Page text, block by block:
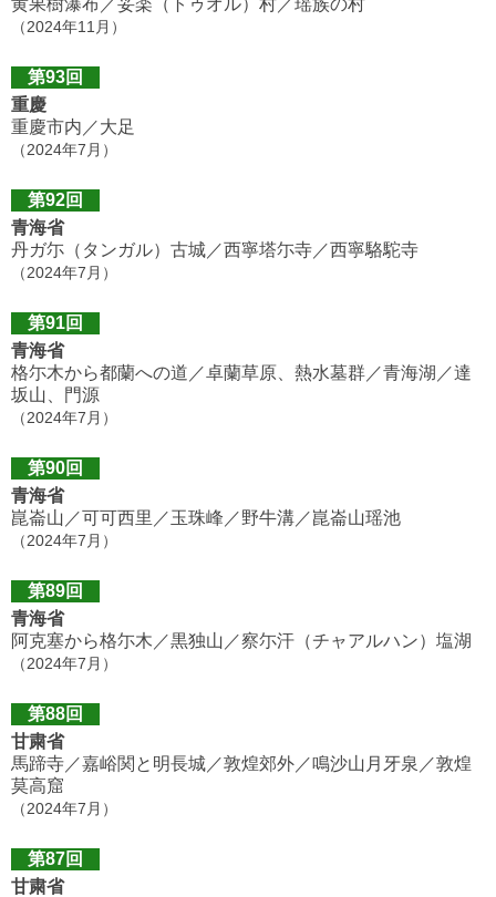
（2024年11月）
第93回
重慶
重慶市内／大足
（2024年7月）
第92回
青海省
丹ガ尓（タンガル）古城／西寧塔尓寺／西寧駱駝寺
（2024年7月）
第91回
青海省
格尓木から都蘭への道／卓蘭草原、熱水墓群／青海湖／達
坂山、門源
（2024年7月）
第90回
青海省
崑崙山／可可西里／玉珠峰／野牛溝／崑崙山瑶池
（2024年7月）
第89回
青海省
阿克塞から格尓木／黒独山／察尓汗（チャアルハン）塩湖
（2024年7月）
第88回
甘粛省
馬蹄寺／嘉峪関と明長城／敦煌郊外／鳴沙山月牙泉／敦煌
莫高窟
（2024年7月）
第87回
甘粛省